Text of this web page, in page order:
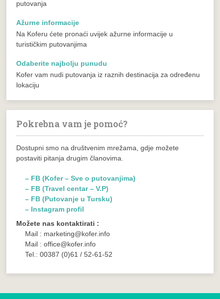
putovanja
Ažurne informacije
Na Koferu ćete pronaći uvijek ažurne informacije u
turističkim putovanjima
Odaberite najbolju punudu
Kofer vam nudi putovanja iz raznih destinacija za određenu
lokaciju
Pokrebna vam je pomoć?
Dostupni smo na društvenim mrežama, gdje možete
postaviti pitanja drugim članovima.
– FB (Kofer – Sve o putovanjima)
– FB (Travel centar – V.P)
– FB (Putovanje u Tursku)
– Instagram profil
Možete nas kontaktirati :
Mail : marketing@kofer.info
Mail : office@kofer.info
Tel.: 00387 (0)61 / 52-61-52